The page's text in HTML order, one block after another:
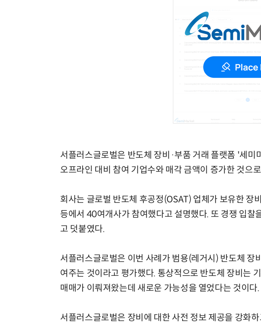
서플러스글로벌은 반도체 장비·부품 거래 플랫폼 '세
오프라인 대비 참여 기업수와 매각 금액이 증가한 것으
회사는 글로벌 반도체 후공정(OSAT) 업체가 보유한 장
등에서 40여개사가 참여했다고 설명했다. 또 경쟁 입
고 덧붙였다.
서플러스글로벌은 이번 사례가 범용(레거시) 반도체 장
여주는 것이라고 평가했다. 통상적으로 반도체 장비는
매매가 이뤄져왔는데 새로운 가능성을 열었다는 것이다.
서플러스글로벌은 장비에 대한 사전 정보 제공을 강화